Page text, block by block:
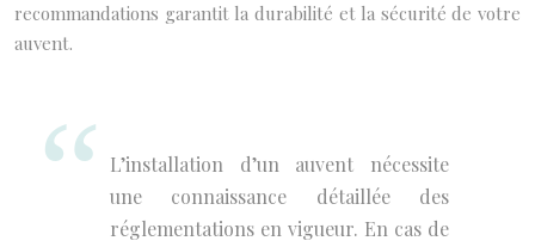
recommandations garantit la durabilité et la sécurité de votre
auvent.
L’installation d’un auvent nécessite
une connaissance détaillée des
réglementations en vigueur. En cas de